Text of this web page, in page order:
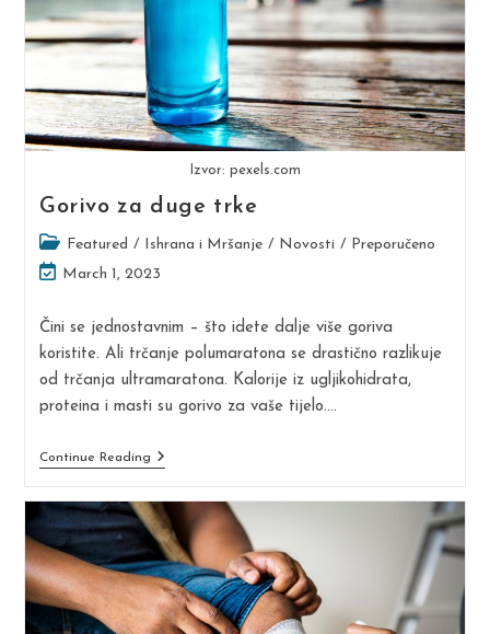
Izvor: pexels.com
Gorivo za duge trke
Post
category:
Featured / Ishrana i Mršanje / Novosti / Preporučeno
Post
modified:
March 1, 2023
Čini se jednostavnim – što idete dalje više goriva
koristite. Ali trčanje polumaratona se drastično razlikuje
od trčanja ultramaratona. Kalorije iz ugljikohidrata,
proteina i masti su gorivo za vaše tijelo.…
Continue ReadingGorivo
Trke